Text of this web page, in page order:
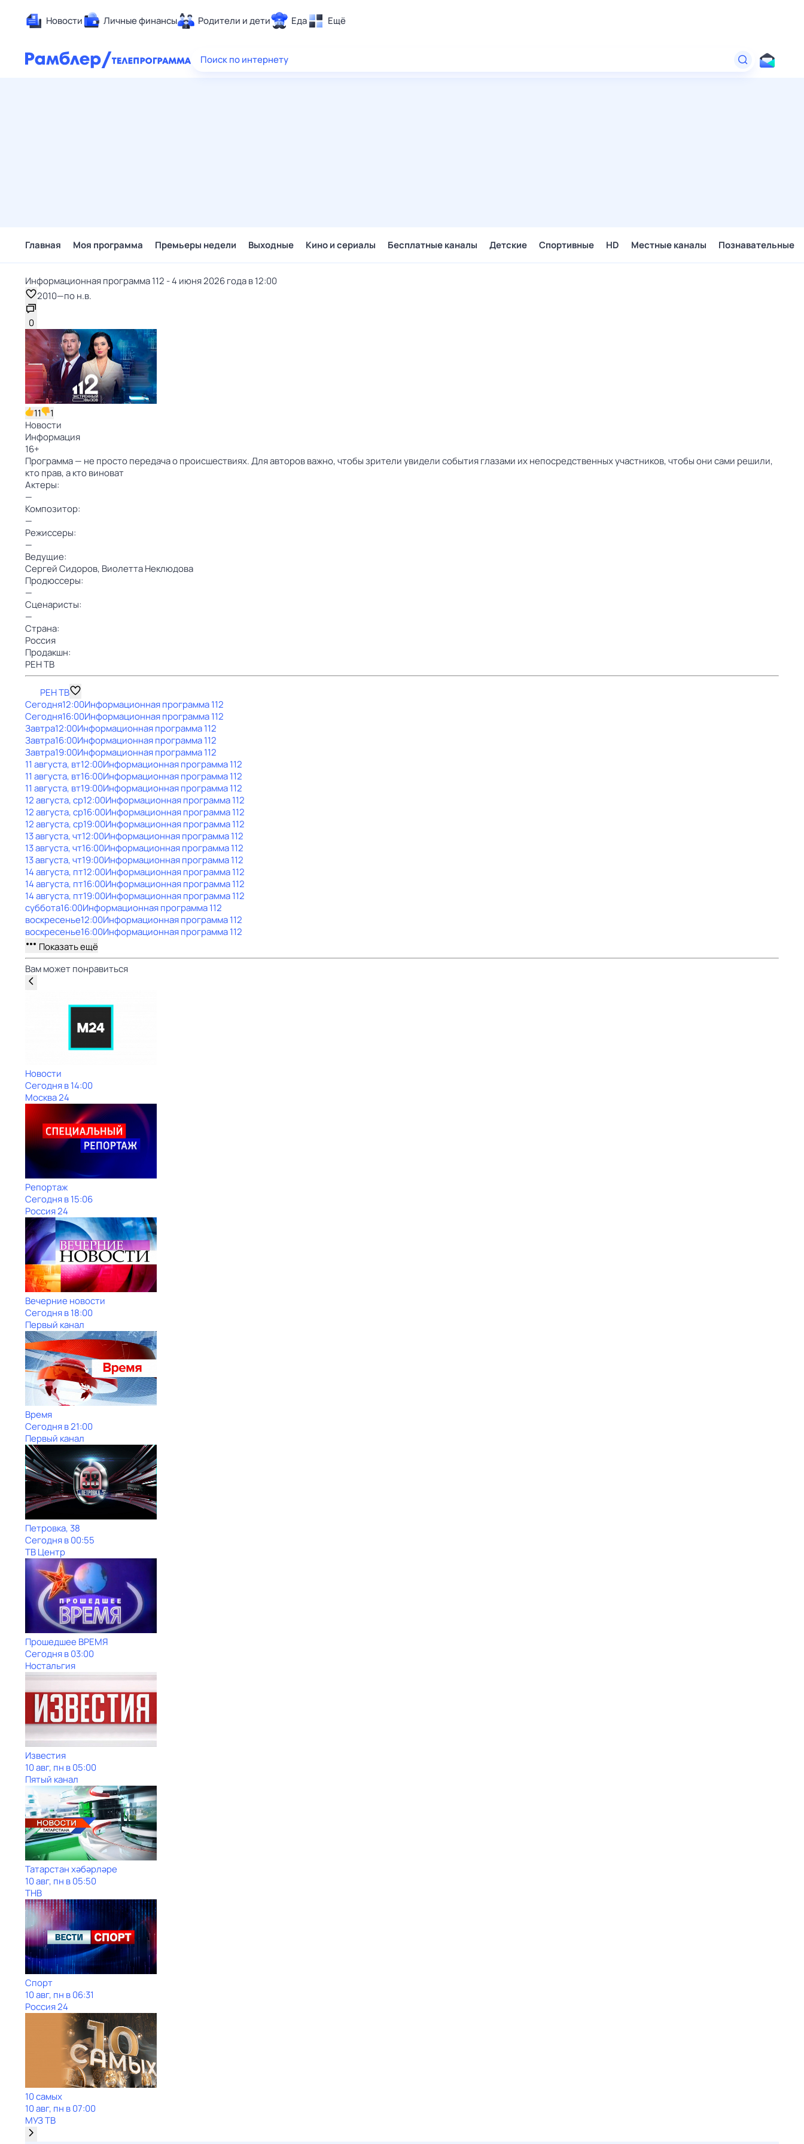
Новости Личные финансы Родители и дети Еда Ещё
Здоровье
Поиск по интернету
Главная Моя программа Премьеры недели Выходные Кино и сериалы Бесплатные каналы Детские Спортивные HD Местные каналы Познавательные
Информационная программа 112 - 4 июня 2026 года в 12:00
2010—по н.в.
0
11
1
Новости
Информация
16+
Программа — не просто передача о происшествиях. Для авторов важно, чтобы зрители увидели события глазами их непосредственных участников, чтобы они сами решили,
кто прав, а кто виноват
Актеры:
—
Композитор:
—
Режиссеры:
—
Ведущие:
Сергей Сидоров, Виолетта Неклюдова
Продюссеры:
—
Сценаристы:
—
Страна:
Россия
Продакшн:
РЕН ТВ
РЕН ТВ
Сегодня12:00Информационная программа 112
Сегодня16:00Информационная программа 112
Завтра12:00Информационная программа 112
Завтра16:00Информационная программа 112
Завтра19:00Информационная программа 112
11 августа, вт12:00Информационная программа 112
11 августа, вт16:00Информационная программа 112
11 августа, вт19:00Информационная программа 112
12 августа, ср12:00Информационная программа 112
12 августа, ср16:00Информационная программа 112
12 августа, ср19:00Информационная программа 112
13 августа, чт12:00Информационная программа 112
13 августа, чт16:00Информационная программа 112
13 августа, чт19:00Информационная программа 112
14 августа, пт12:00Информационная программа 112
14 августа, пт16:00Информационная программа 112
14 августа, пт19:00Информационная программа 112
суббота16:00Информационная программа 112
воскресенье12:00Информационная программа 112
воскресенье16:00Информационная программа 112
Показать ещё
Вам может понравиться
Новости
Сегодня в 14:00
Москва 24
Репортаж
Сегодня в 15:06
Россия 24
Вечерние новости
Сегодня в 18:00
Первый канал
Время
Сегодня в 21:00
Первый канал
Петровка, 38
Сегодня в 00:55
ТВ Центр
Прошедшее ВРЕМЯ
Сегодня в 03:00
Ностальгия
Известия
10 авг, пн в 05:00
Пятый канал
Татарстан хәбәрләре
10 авг, пн в 05:50
ТНВ
Спорт
10 авг, пн в 06:31
Россия 24
10 самых
10 авг, пн в 07:00
МУЗ ТВ